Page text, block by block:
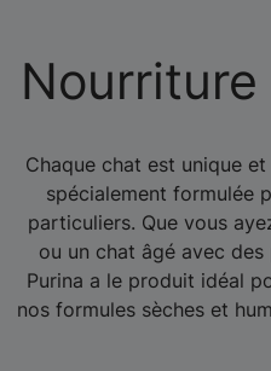
Chaque chat est unique
spécialement formulée
particuliers. Que vous
ou un chat âgé avec
Purina a le produit idéal
nos formules sèches et